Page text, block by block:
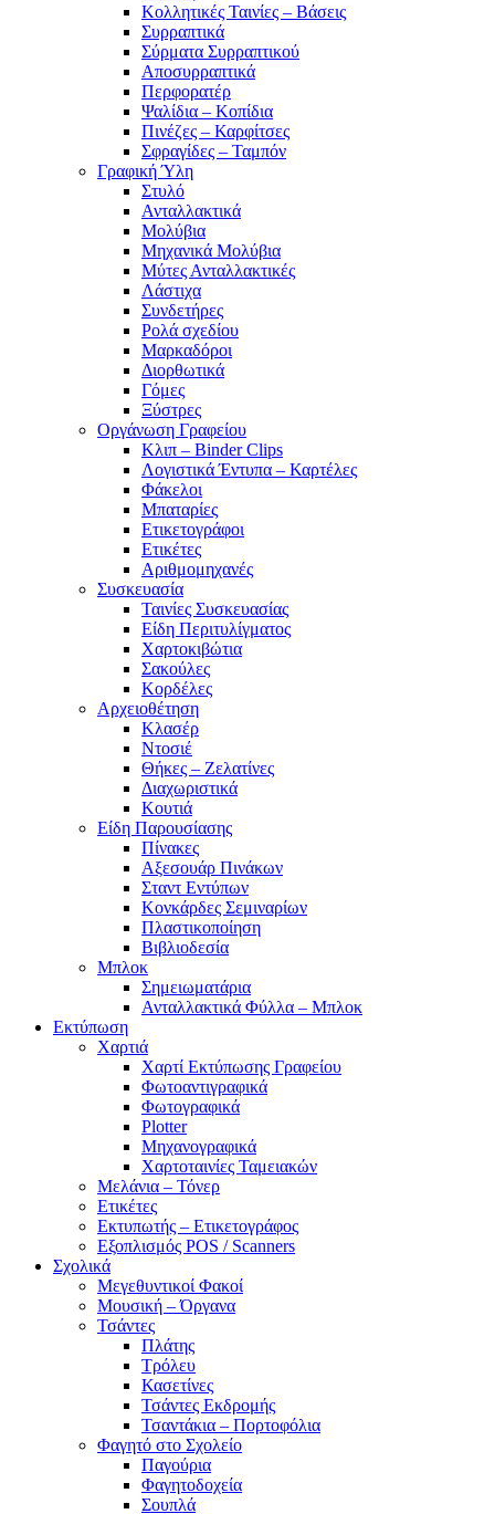
Κολλητικές Ταινίες – Βάσεις
Συρραπτικά
Σύρματα Συρραπτικού
Αποσυρραπτικά
Περφορατέρ
Ψαλίδια – Κοπίδια
Πινέζες – Καρφίτσες
Σφραγίδες – Ταμπόν
Γραφική Ύλη
Στυλό
Ανταλλακτικά
Μολύβια
Μηχανικά Μολύβια
Μύτες Ανταλλακτικές
Λάστιχα
Συνδετήρες
Ρολά σχεδίου
Μαρκαδόροι
Διορθωτικά
Γόμες
Ξύστρες
Οργάνωση Γραφείου
Κλιπ – Binder Clips
Λογιστικά Έντυπα – Καρτέλες
Φάκελοι
Μπαταρίες
Ετικετογράφοι
Ετικέτες
Αριθμομηχανές
Συσκευασία
Ταινίες Συσκευασίας
Είδη Περιτυλίγματος
Χαρτοκιβώτια
Σακούλες
Κορδέλες
Αρχειοθέτηση
Κλασέρ
Ντοσιέ
Θήκες – Ζελατίνες
Διαχωριστικά
Κουτιά
Είδη Παρουσίασης
Πίνακες
Αξεσουάρ Πινάκων
Σταντ Εντύπων
Κονκάρδες Σεμιναρίων
Πλαστικοποίηση
Βιβλιοδεσία
Μπλοκ
Σημειωματάρια
Ανταλλακτικά Φύλλα – Μπλοκ
Εκτύπωση
Χαρτιά
Χαρτί Εκτύπωσης Γραφείου
Φωτοαντιγραφικά
Φωτογραφικά
Plotter
Μηχανογραφικά
Χαρτοταινίες Ταμειακών
Μελάνια – Τόνερ
Ετικέτες
Εκτυπωτής – Ετικετογράφος
Εξοπλισμός POS / Scanners
Σχολικά
Μεγεθυντικοί Φακοί
Μουσική – Όργανα
Τσάντες
Πλάτης
Τρόλευ
Κασετίνες
Τσάντες Εκδρομής
Τσαντάκια – Πορτοφόλια
Φαγητό στο Σχολείο
Παγούρια
Φαγητοδοχεία
Σουπλά